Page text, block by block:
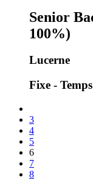
Senior
100%)
Lucerne
Fixe -
3
4
5
6
7
8